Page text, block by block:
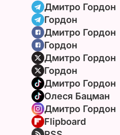
Дмитро Гордон
Гордон
Дмитро Гордон
Гордон
Дмитро Гордон
Гордон
Дмитро Гордон
Олеся Бацман
Дмитро Гордон
Flipboard